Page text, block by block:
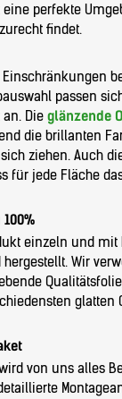
perfekte
findet.
passen
Die glänzende
die brillanten
ziehen. Auch
für jede Fläche
einzeln und mit
Wir
glatten
von uns alles